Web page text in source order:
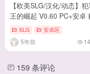
【欧美SLG/汉化/动态】
王的崛起 V0.60 PC+安卓
汉化版【更新/2.6G】
SLG 安卓区
5年前
159 条评论